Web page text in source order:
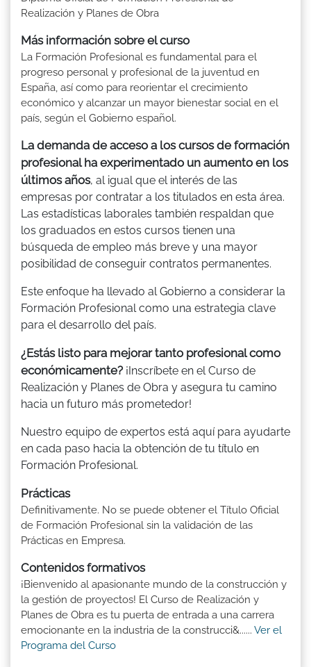
Realización y Planes de Obra
Más información sobre el curso
La Formación Profesional es fundamental para el
progreso personal y profesional de la juventud en
España, así como para reorientar el crecimiento
económico y alcanzar un mayor bienestar social en el
país, según el Gobierno español.
La demanda de acceso a los cursos de formación
profesional ha experimentado un aumento en los
últimos años, al igual que el interés de las
empresas por contratar a los titulados en esta área.
Las estadísticas laborales también respaldan que
los graduados en estos cursos tienen una
búsqueda de empleo más breve y una mayor
posibilidad de conseguir contratos permanentes.
Este enfoque ha llevado al Gobierno a considerar la
Formación Profesional como una estrategia clave
para el desarrollo del país.
¿Estás listo para mejorar tanto profesional como
económicamente? ¡Inscríbete en el Curso de
Realización y Planes de Obra y asegura tu camino
hacia un futuro más prometedor!
Nuestro equipo de expertos está aquí para ayudarte
en cada paso hacia la obtención de tu título en
Formación Profesional.
Prácticas
Definitivamente. No se puede obtener el Título Oficial
de Formación Profesional sin la validación de las
Prácticas en Empresa.
Contenidos formativos
¡Bienvenido al apasionante mundo de la construcción y
la gestión de proyectos! El Curso de Realización y
Planes de Obra es tu puerta de entrada a una carrera
emocionante en la industria de la construcci&...... Ver el
Programa del Curso